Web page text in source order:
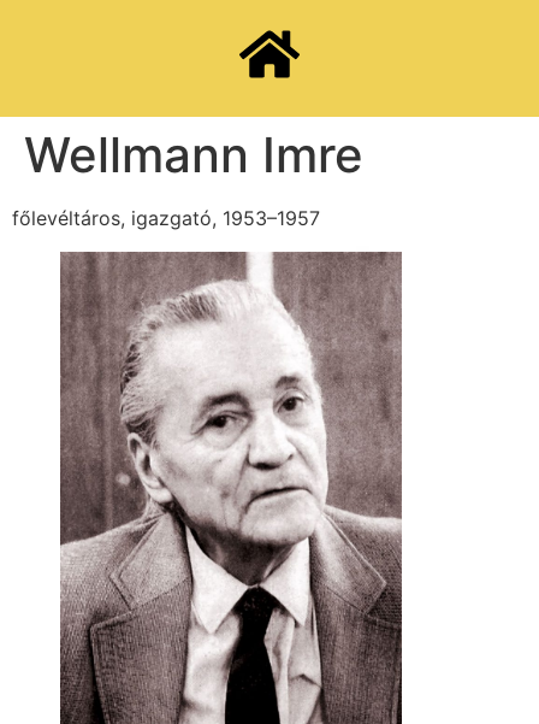
Wellmann Imre
főlevéltáros, igazgató, 1953–1957